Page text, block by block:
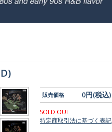
販売価格 0円(税込)
SOLD OUT
特定商取引法に基づく表記